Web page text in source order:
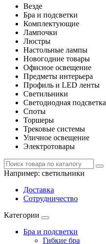
Везде
Бра и подсветки
Комплектующие
Лампочки
Люстры
Настольные лампы
Новогодние товары
Офисное освещение
Предметы интерьера
Профиль и LED ленты
Светильники
Светодиодная подсветка
Споты
Торшеры
Трековые системы
Уличное освещение
Электротовары
Например: светильники
Доставка
Сотрудничество
Категории
Бра и подсветки
Гибкие бра